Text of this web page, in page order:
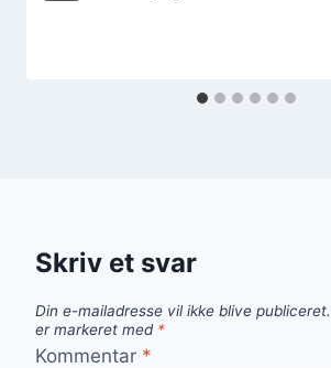
Skriv et svar
Din e-mailadresse vil ikke blive publiceret.
er markeret med *
Kommentar *